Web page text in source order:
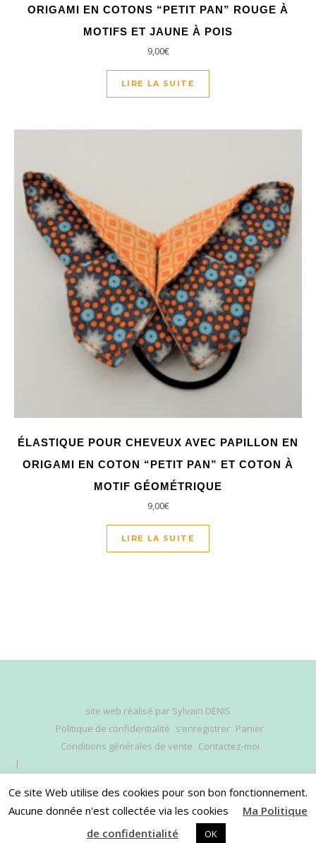
ORIGAMI EN COTONS “PETIT PAN” ROUGE À
MOTIFS ET JAUNE À POIS
9,00€
LIRE LA SUITE
ÉLASTIQUE POUR CHEVEUX AVEC PAPILLON EN
ORIGAMI EN COTON “PETIT PAN” ET COTON À
MOTIF GÉOMÉTRIQUE
9,00€
LIRE LA SUITE
site web réalisé par Sylvain DENIS
Politique de confidentialité s’enregistrer Panier
Conditions générales de vente Contactez-moi
HAUT DE PAGE
Ce site Web utilise des cookies pour son bon fonctionnement.
Aucune donnée n'est collectée via les cookies
Ma Politique
de confidentialité
OK